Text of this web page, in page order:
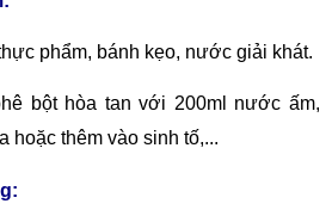
phẩm, bánh kẹo, nước giải khát.
bột hòa tan với 200ml nước ấm,
hoặc thêm vào sinh tố,...